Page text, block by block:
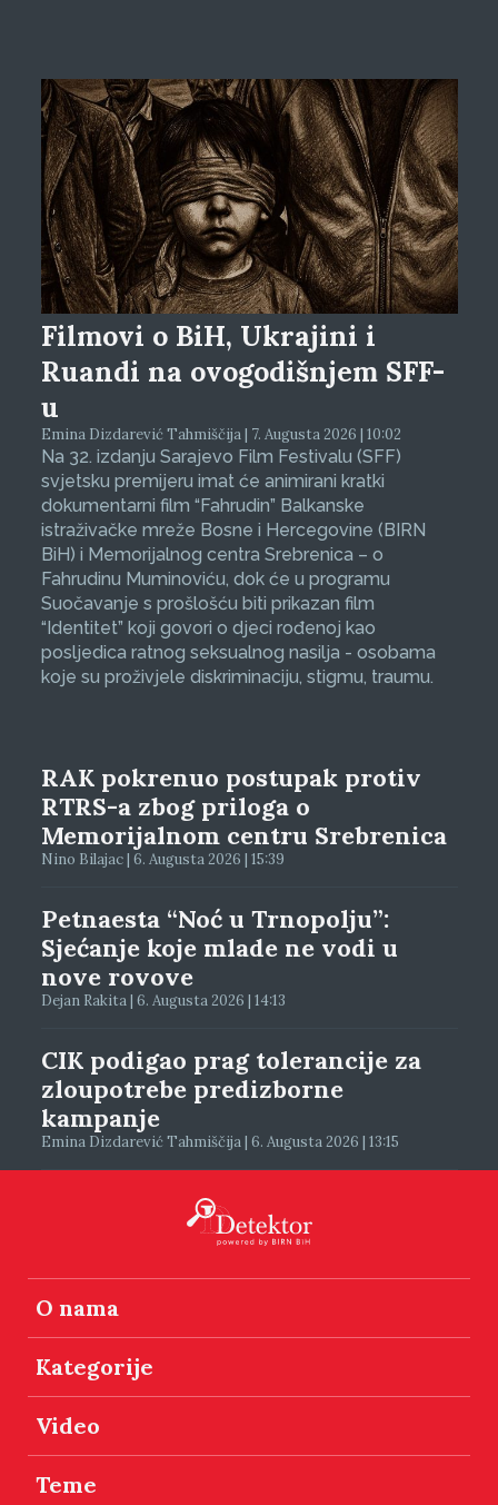
Filmovi o BiH, Ukrajini i
Ruandi na ovogodišnjem SFF-
u
Emina Dizdarević Tahmiščija | 7. Augusta 2026 | 10:02
Na 32. izdanju Sarajevo Film Festivalu (SFF)
svjetsku premijeru imat će animirani kratki
dokumentarni film “Fahrudin” Balkanske
istraživačke mreže Bosne i Hercegovine (BIRN
BiH) i Memorijalnog centra Srebrenica – o
Fahrudinu Muminoviću, dok će u programu
Suočavanje s prošlošću biti prikazan film
“Identitet” koji govori o djeci rođenoj kao
posljedica ratnog seksualnog nasilja - osobama
koje su proživjele diskriminaciju, stigmu, traumu.
RAK pokrenuo postupak protiv
RTRS-a zbog priloga o
Memorijalnom centru Srebrenica
Nino Bilajac | 6. Augusta 2026 | 15:39
Petnaesta “Noć u Trnopolju”:
Sjećanje koje mlade ne vodi u
nove rovove
Dejan Rakita | 6. Augusta 2026 | 14:13
CIK podigao prag tolerancije za
zloupotrebe predizborne
kampanje
Emina Dizdarević Tahmiščija | 6. Augusta 2026 | 13:15
O nama
Kategorije
Video
Teme